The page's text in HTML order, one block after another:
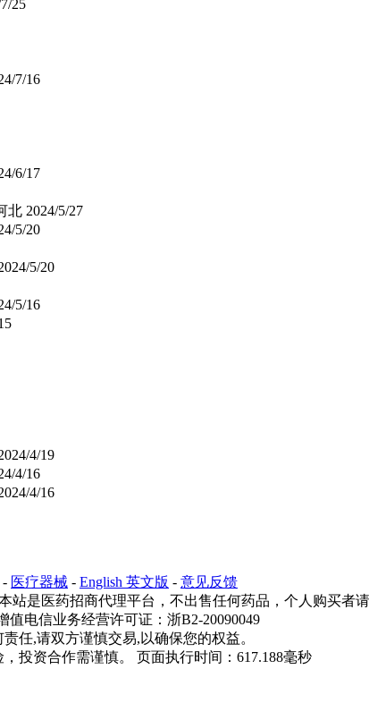
25
7/16
6/17
北 2024/5/27
5/20
5/20
5/16
4/19
4/16
4/16
- 医疗器械 - English 英文版 - 意见反馈
站是医药招商代理平台，不出售任何药品，个人购买者
值电信业务经营许可证：浙B2-20090049
任,请双方谨慎交易,以确保您的权益。
投资合作需谨慎。 页面执行时间：617.188毫秒